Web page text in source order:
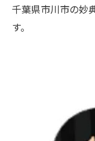
千葉県市川市の妙
す。